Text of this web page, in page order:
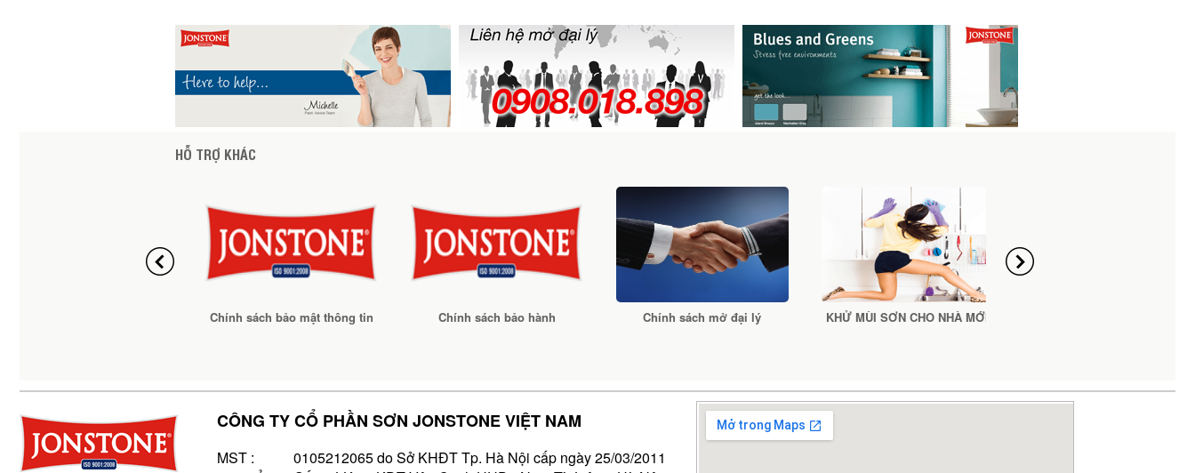
HỖ TRỢ KHÁC
Chính sách bảo mật thông tin Chính sách bảo hành Chính sách mở đại lý KHỬ MÙI SƠN CHO NHÀ MỚI
CÔNG TY CỔ PHẦN SƠN JONSTONE VIỆT NAM
MST : 0105212065 do Sở KHĐT Tp. Hà Nội cấp ngày 25/03/2011